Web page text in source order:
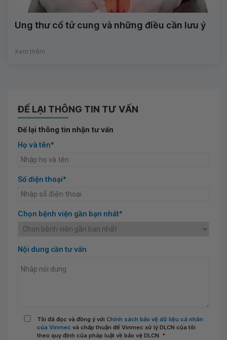
Ung thư cổ tử cung và những điều cần lưu ý
Xem thêm
ĐỂ LẠI THÔNG TIN TƯ VẤN
Để lại thông tin nhận tư vấn
Họ và tên*
Số điện thoại*
Chọn bệnh viện gần bạn nhất*
Nội dung cần tư vấn
Tôi đã đọc và đồng ý với Chính sách bảo vệ dữ liệu cá nhân
của Vinmec và chấp thuận để Vinmec xử lý DLCN của tôi
theo quy định của pháp luật về bảo vệ DLCN. *